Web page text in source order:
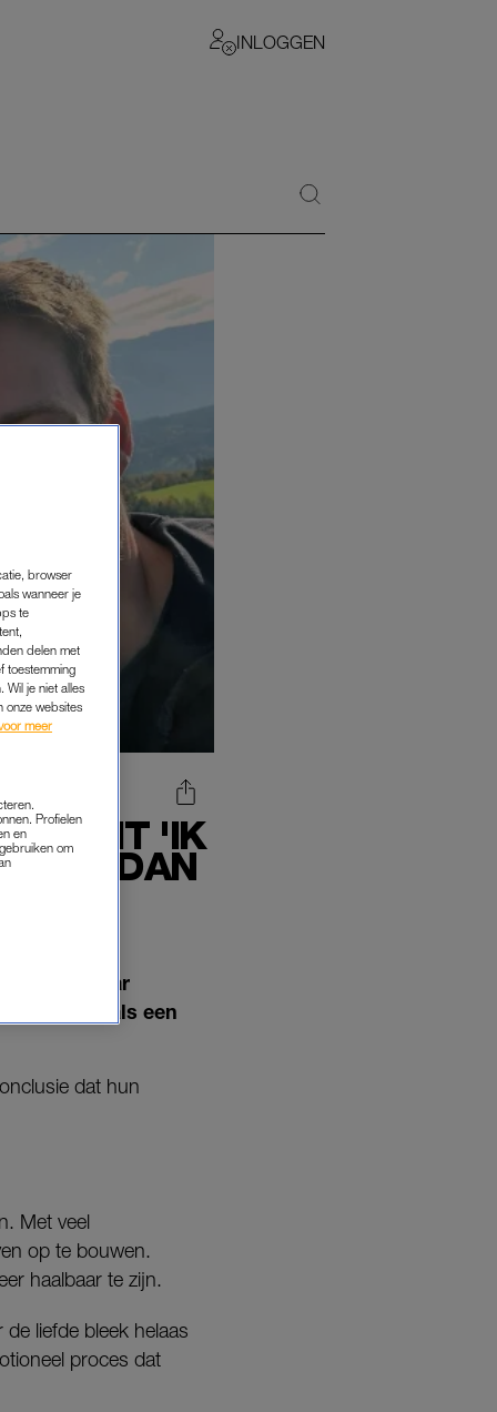
INLOGGEN
UIT 'IK
DAN
energie naar
begon als een
dat hun
Met veel
op te bouwen.
haalbaar te zijn.
liefde bleek helaas
proces dat
browser
wanneer je
te
delen met
toestemming
Wil je niet alles
onze websites
meer
Profielen
en
om